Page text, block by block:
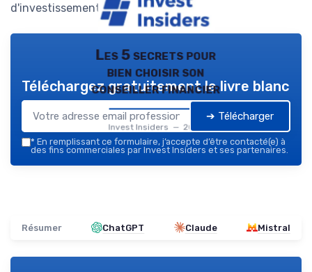
d'investissement.
Les 5 secrets pour
bien choisir son
conseiller financier
Invest Insiders — 2026
Téléchargez gratuitement le livre blanc
➔ Télécharger
* En remplissant ce formulaire, j’accepte d’être contacté(e) à
des fins commerciales par Invest Insiders et ses partenaires.
Résumer ChatGPT Claude Mistral